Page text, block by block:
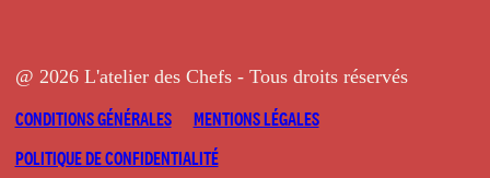
@ 2026 L'atelier des Chefs - Tous droits réservés
CONDITIONS GÉNÉRALES
MENTIONS LÉGALES
POLITIQUE DE CONFIDENTIALITÉ